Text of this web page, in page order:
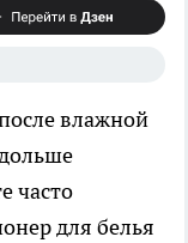
влажной
часто
для белья